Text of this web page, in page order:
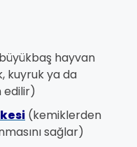
hayvan
kuyruk ya da
edilir)
(kemiklerden
sağlar)